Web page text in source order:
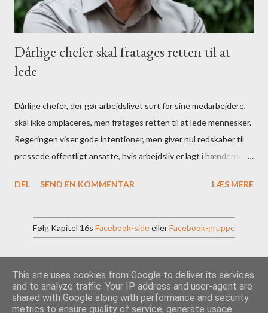
Dårlige chefer skal fratages retten til at
lede
Dårlige chefer, der gør arbejdslivet surt for sine medarbejdere,
skal ikke omplaceres, men fratages retten til at lede mennesker.
Regeringen viser gode intentioner, men giver nul redskaber til
pressede offentligt ansatte, hvis arbejdsliv er lagt i hænderne
DEL
SEND EN KOMMENTAR LÆS MERE
Følg Kapitel 16s Facebook-sideellerFacebook-gruppe
Leveret af Blogger
Temadesign af LonelySnailDesign
This site uses cookies from Google to deliver its services
and to analyze traffic. Your IP address and user-agent are
shared with Google along with performance and security
metrics to ensure quality of service, generate usage